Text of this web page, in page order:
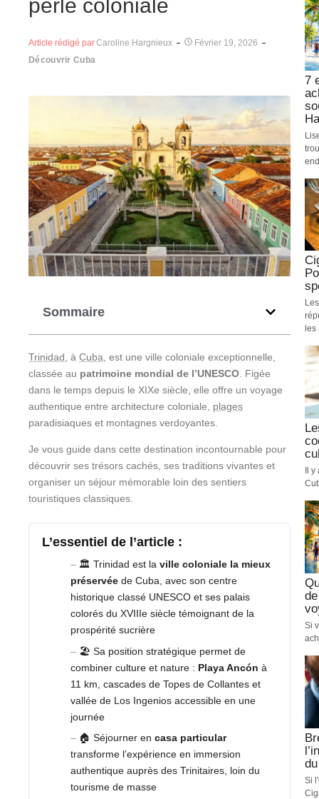
perle coloniale
Article rédigé parCaroline Hargnieux
Février 19, 2026
Découvrir Cuba
Sommaire
Trinidad , à Cuba , est une ville coloniale exceptionnelle,
classée au patrimoine mondial de l’UNESCO . Figée
dans le temps depuis le XIXe siècle, elle offre un voyage
authentique entre architecture coloniale, plages
paradisiaques et montagnes verdoyantes.
Je vous guide dans cette destination incontournable pour
découvrir ses trésors cachés, ses traditions vivantes et
organiser un séjour mémorable loin des sentiers
touristiques classiques.
L’essentiel de l’article :
🏛️ Trinidad est la ville coloniale la mieux
préservée de Cuba, avec son centre
historique classé UNESCO et ses palais
colorés du XVIIIe siècle témoignant de la
prospérité sucrière
🏖️ Sa position stratégique permet de
combiner culture et nature : Playa Ancón à
11 km, cascades de Topes de Collantes et
vallée de Los Ingenios accessible en une
journée
🏠 Séjourner en casa particular
transforme l’expérience en immersion
authentique auprès des Trinitaires, loin du
tourisme de masse
7
Il
Si
Si